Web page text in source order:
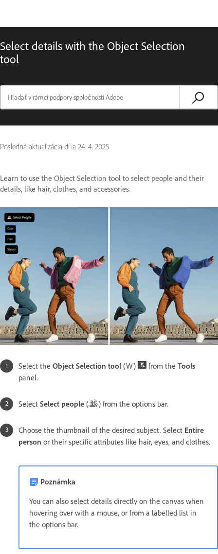
Select details with the Object Selection
tool
Posledná aktualizácia dňa 24. 4. 2025
Learn to use the Object Selection tool to select people and their
details, like hair, clothes, and accessories.
Select the Object Selection tool (W) from the Tools
panel.
Select Select people ( ) from the options bar.
Choose the thumbnail of the desired subject. Select Entire
person or their specific attributes like hair, eyes, and clothes.
Poznámka
You can also select details directly on the canvas when
hovering over with a mouse, or from a labelled list in
the options bar.